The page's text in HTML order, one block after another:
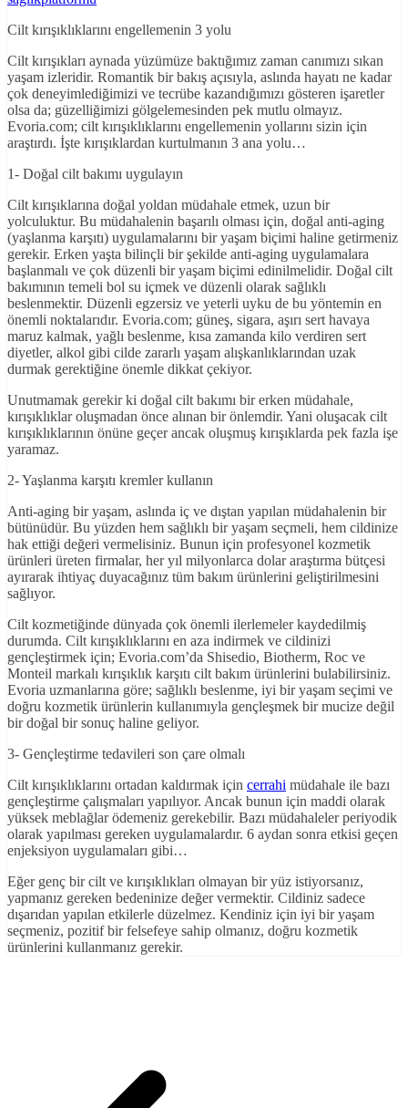
Cilt kırışıklıklarını engellemenin 3 yolu
Cilt kırışıkları aynada yüzümüze baktığımız zaman canımızı sıkan
yaşam izleridir. Romantik bir bakış açısıyla, aslında hayatı ne kadar
çok deneyimlediğimizi ve tecrübe kazandığımızı gösteren işaretler
olsa da; güzelliğimizi gölgelemesinden pek mutlu olmayız.
Evoria.com; cilt kırışıklıklarını engellemenin yollarını sizin için
araştırdı. İşte kırışıklardan kurtulmanın 3 ana yolu…
1- Doğal cilt bakımı uygulayın
Cilt kırışıklarına doğal yoldan müdahale etmek, uzun bir
yolculuktur. Bu müdahalenin başarılı olması için, doğal anti-aging
(yaşlanma karşıtı) uygulamalarını bir yaşam biçimi haline getirmeniz
gerekir. Erken yaşta bilinçli bir şekilde anti-aging uygulamalara
başlanmalı ve çok düzenli bir yaşam biçimi edinilmelidir. Doğal cilt
bakımının temeli bol su içmek ve düzenli olarak sağlıklı
beslenmektir. Düzenli egzersiz ve yeterli uyku de bu yöntemin en
önemli noktalarıdır. Evoria.com; güneş, sigara, aşırı sert havaya
maruz kalmak, yağlı beslenme, kısa zamanda kilo verdiren sert
diyetler, alkol gibi cilde zararlı yaşam alışkanlıklarından uzak
durmak gerektiğine önemle dikkat çekiyor.
Unutmamak gerekir ki doğal cilt bakımı bir erken müdahale,
kırışıklıklar oluşmadan önce alınan bir önlemdir. Yani oluşacak cilt
kırışıklıklarının önüne geçer ancak oluşmuş kırışıklarda pek fazla işe
yaramaz.
2- Yaşlanma karşıtı kremler kullanın
Anti-aging bir yaşam, aslında iç ve dıştan yapılan müdahalenin bir
bütünüdür. Bu yüzden hem sağlıklı bir yaşam seçmeli, hem cildinize
hak ettiği değeri vermelisiniz. Bunun için profesyonel kozmetik
ürünleri üreten firmalar, her yıl milyonlarca dolar araştırma bütçesi
ayırarak ihtiyaç duyacağınız tüm bakım ürünlerini geliştirilmesini
sağlıyor.
Cilt kozmetiğinde dünyada çok önemli ilerlemeler kaydedilmiş
durumda. Cilt kırışıklıklarını en aza indirmek ve cildinizi
gençleştirmek için; Evoria.com’da Shisedio, Biotherm, Roc ve
Monteil markalı kırışıklık karşıtı cilt bakım ürünlerini bulabilirsiniz.
Evoria uzmanlarına göre; sağlıklı beslenme, iyi bir yaşam seçimi ve
doğru kozmetik ürünlerin kullanımıyla gençleşmek bir mucize değil
bir doğal bir sonuç haline geliyor.
3- Gençleştirme tedavileri son çare olmalı
Cilt kırışıklıklarını ortadan kaldırmak için cerrahi müdahale ile bazı
gençleştirme çalışmaları yapılıyor. Ancak bunun için maddi olarak
yüksek meblağlar ödemeniz gerekebilir. Bazı müdahaleler periyodik
olarak yapılması gereken uygulamalardır. 6 aydan sonra etkisi geçen
enjeksiyon uygulamaları gibi…
Eğer genç bir cilt ve kırışıklıkları olmayan bir yüz istiyorsanız,
yapmanız gereken bedeninize değer vermektir. Cildiniz sadece
dışarıdan yapılan etkilerle düzelmez. Kendiniz için iyi bir yaşam
seçmeniz, pozitif bir felsefeye sahip olmanız, doğru kozmetik
ürünlerini kullanmanız gerekir.